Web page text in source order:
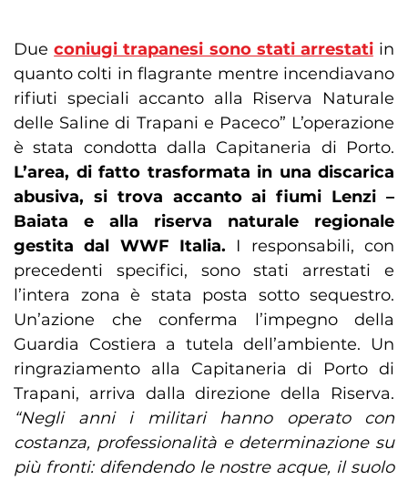
Dueconiugi trapanesi sono stati arrestatiin
quanto colti in flagrante mentre incendiavano
rifiuti speciali accanto alla Riserva Naturale
delle Saline di Trapani e Paceco” L’operazione
è stata condotta dalla Capitaneria di Porto.
L’area, di fatto trasformata in una discarica
abusiva, si trova accanto ai fiumi Lenzi –
Baiata e alla riserva naturale regionale
gestita dal WWF Italia. I responsabili, con
precedenti specifici, sono stati arrestati e
l’intera zona è stata posta sotto sequestro.
Un’azione che conferma l’impegno della
Guardia Costiera a tutela dell’ambiente. Un
ringraziamento alla Capitaneria di Porto di
Trapani, arriva dalla direzione della Riserva.
“Negli anni i militari hanno operato con
costanza, professionalità e determinazione su
più fronti: difendendo le nostre acque, il suolo